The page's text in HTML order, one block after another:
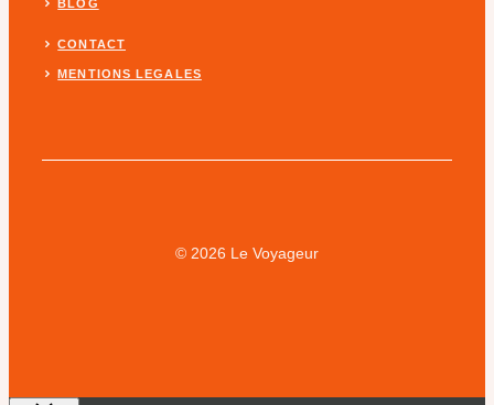
BLOG
CONTACT
MENTIONS LEGALES
© 2026 Le Voyageur